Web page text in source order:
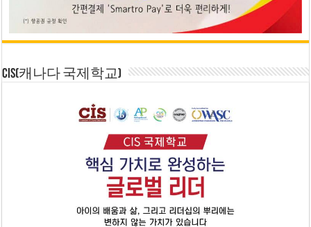
CIS(캐나다 국제학교)